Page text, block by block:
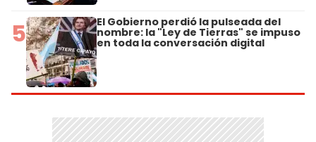
5 El Gobierno perdió la pulseada del
nombre: la "Ley de Tierras" se impuso
en toda la conversación digital